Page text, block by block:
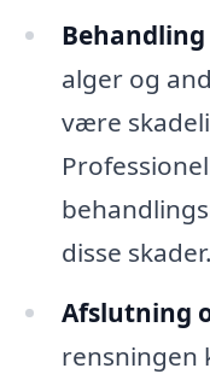
alger og
være
disse skader.
Afslutning
rensningen